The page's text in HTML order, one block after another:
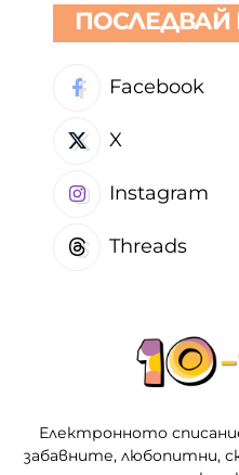
ПОСЛЕДВАЙ
Facebook
X
Instagram
Threads
Електронното
забавните, любопитни,